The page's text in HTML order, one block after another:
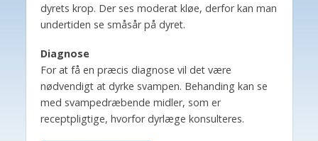
dyrets krop. Der ses moderat kløe, derfor kan man
undertiden se småsår på dyret.
Diagnose
For at få en præcis diagnose vil det være
nødvendigt at dyrke svampen. Behanding kan se
med svampedræbende midler, som er
receptpligtige, hvorfor dyrlæge konsulteres.